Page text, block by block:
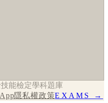
技能檢定學科題庫
隱私權政策EXAMS →